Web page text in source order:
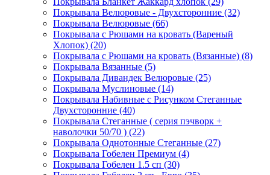
Покрывала Велюровые - Двухсторонние (32)
Покрывала Велюровые (66)
Покрывала с Рюшами на кровать (Вареный
Хлопок) (20)
Покрывала с Рюшами на кровать (Вязанные) (8)
Покрывала Вязанные (5)
Покрывала Дивандек Велюровые (25)
Покрывала Муслиновые (14)
Покрывала Набивные с Рисунком Стеганные
Двухсторонние (40)
Покрывала Стеганные ( серия пэчворк +
наволочки 50/70 ) (22)
Покрывала Однотонные Стеганные (27)
Покрывала Гобелен Премиум (4)
Покрывала Гобелен 1.5 сп (30)